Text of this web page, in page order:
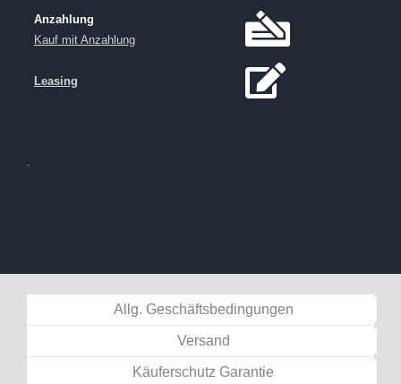
Anzahlung
Kauf mit Anzahlung
Leasing
.
Allg. Geschäftsbedingungen
Versand
Käuferschutz Garantie